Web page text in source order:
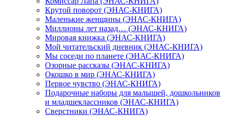
Крутой поворот (ЭНАС-КНИГА)
Маленькие женщины (ЭНАС-КНИГА)
Миллионы лет назад… (ЭНАС-КНИГА)
Мировая книжка (ЭНАС-КНИГА)
Мой читательский дневник (ЭНАС-КНИГА)
Мы соседи по планете (ЭНАС-КНИГА)
Озорные рассказы (ЭНАС-КНИГА)
Окошко в мир (ЭНАС-КНИГА)
Первое чувство (ЭНАС-КНИГА)
Подарочные наборы для малышей, дошкольников
и младшеклассников (ЭНАС-КНИГА)
Сверстники (ЭНАС-КНИГА)